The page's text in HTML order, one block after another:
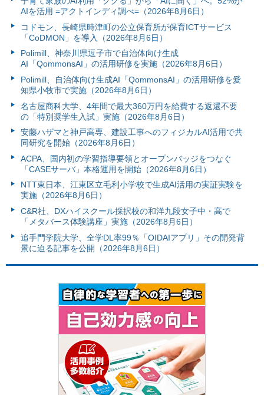
AIを活用 =アクトインディ調べ=（2026年8月6日）
コドモン、長崎県時津町の公立保育所が保育ICTサービス
「CoDMON」を導入（2026年8月6日）
Polimill、神奈川県逗子市で自治体向け生成
AI「QommonsAI」の活用研修を実施（2026年8月6日）
Polimill、自治体向け生成AI「QommonsAI」の活用研修を愛
知県小牧市で実施（2026年8月6日）
名古屋商科大学、4年間で最大360万円を給費する返還不要
の「特別奨学生入試」実施（2026年8月6日）
安藤ハザマと神戸高専、建設工事へのフィジカルAI活用で共
同研究を開始（2026年8月6日）
ACPA、国内初の学習指導要領とオープンバッジをつなぐ
「CASEサーバ」本格運用を開始（2026年8月6日）
NTT東日本、江東区立毛利小学校で生成AI活用の実証実験を
実施（2026年8月6日）
C&R社、DXハイスクール採択校の和洋九段女子中・高で
「メタバース体験講座」実施（2026年8月6日）
追手門学院大学、全学DL率99％「OIDAIアプリ」その開発背
景に迫る記事を公開（2026年8月6日）